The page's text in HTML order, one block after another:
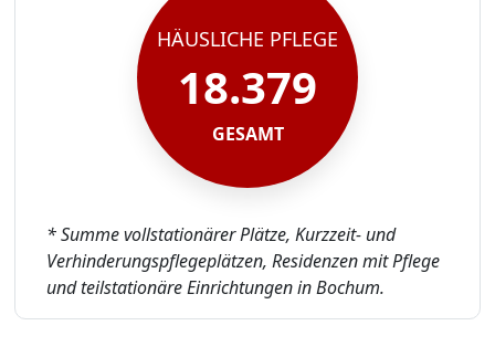
HÄUSLICHE PFLEGE
18.379
GESAMT
* Summe vollstationärer Plätze, Kurzzeit- und
Verhinderungspflegeplätzen, Residenzen mit Pflege
und teilstationäre Einrichtungen in Bochum.